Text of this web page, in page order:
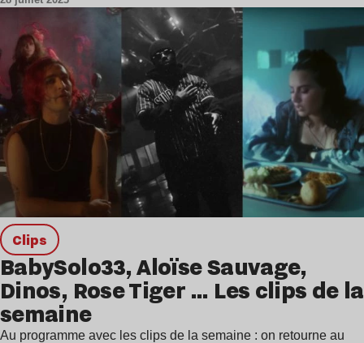
clips
BabySolo33, Aloïse Sauvage,
Dinos, Rose Tiger … Les clips de la
semaine
Au programme avec les clips de la semaine : on retourne au